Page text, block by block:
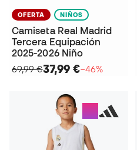
OFERTA NIÑOS
Camiseta Real Madrid
Tercera Equipación
2025-2026 Niño
69,99 €37,99 €−46%